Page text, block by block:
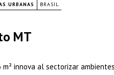
URBANAS BRASIL
MT
innova al sectorizar